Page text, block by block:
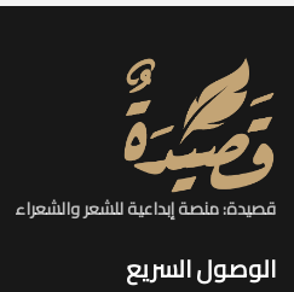
قصيدة: منصة إبداعية للشعر والشعراء
الوصول السريع